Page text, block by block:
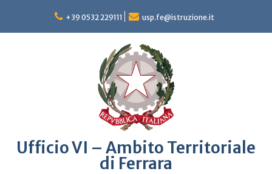
content
+39 0532 229111 usp.fe@istruzione.it
Ufficio VI – Ambito Territoriale
di Ferrara